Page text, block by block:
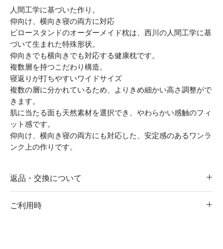
人間工学に基づいた作り。
仰向け、横向き寝の両方に対応​
ピロースタンドのオーダーメイド枕は、西川の人間工学に基
づいて生まれた特殊形状。
仰向きでも横向きでも対応する健康枕です。
複数層を持つこだわり構造。
寝返りが打ちやすいワイドサイズ
複数の層に分かれているため、よりきめ細かい高さ調整がで
きます。
肌に当たる面も天然素材を選択でき、やわらかい感触のフィ
ット感です。
仰向け、横向き寝の両方にも対応した、安定感のあるワンラ
ンク上の作りです。​
返品・交換について
ご利用時